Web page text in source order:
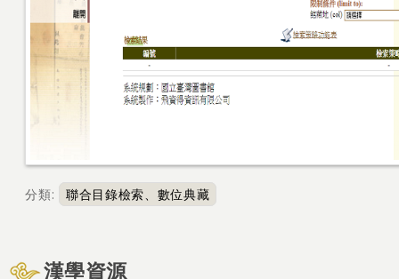
分類: 聯合目錄檢索、數位典藏
漢學資源